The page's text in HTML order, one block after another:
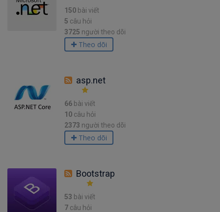
150 bài viết
5 câu hỏi
3725 người theo dõi
Theo dõi
asp.net
66 bài viết
10 câu hỏi
2373 người theo dõi
Theo dõi
Bootstrap
53 bài viết
7 câu hỏi